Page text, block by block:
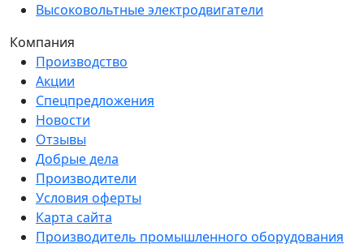
Высоковольтные электродвигатели
Компания
Производство
Акции
Спецпредложения
Новости
Отзывы
Добрые дела
Производители
Условия оферты
Карта сайта
Производитель промышленного оборудования